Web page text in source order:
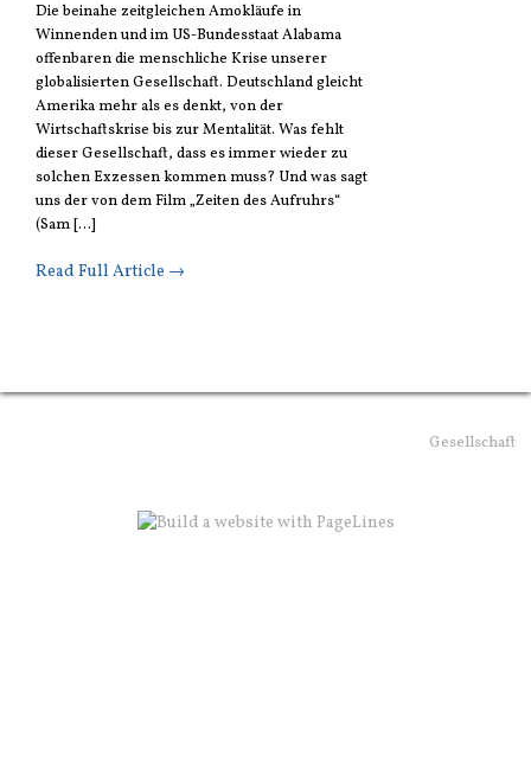
Die beinahe zeitgleichen Amokläufe in
Winnenden und im US-Bundesstaat Alabama
offenbaren die menschliche Krise unserer
globalisierten Gesellschaft. Deutschland gleicht
Amerika mehr als es denkt, von der
Wirtschaftskrise bis zur Mentalität. Was fehlt
dieser Gesellschaft, dass es immer wieder zu
solchen Exzessen kommen muss? Und was sagt
uns der von dem Film „Zeiten des Aufruhrs“
(Sam [...]
Read Full Article →
Gesellschaft